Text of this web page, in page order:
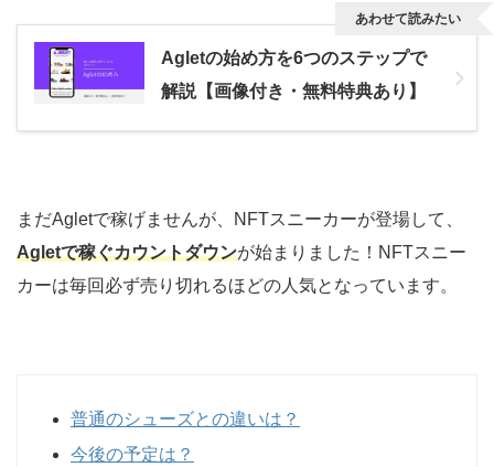
Agletの始め方を6つのステップで
解説【画像付き・無料特典あり】
あわせて読みたい
まだAgletで稼げませんが、NFTスニーカーが登場して、
Agletで稼ぐカウントダウンが始まりました！NFTスニー
カーは毎回必ず売り切れるほどの人気となっています。
普通のシューズとの違いは？
今後の予定は？